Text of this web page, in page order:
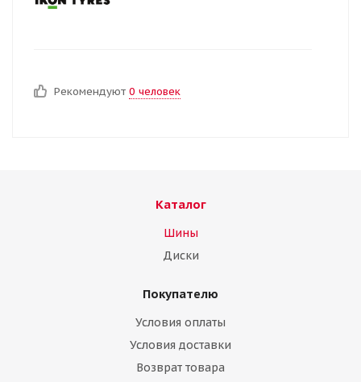
Рекомендуют 0 человек
Каталог
Шины
Диски
Покупателю
Условия оплаты
Условия доставки
Возврат товара